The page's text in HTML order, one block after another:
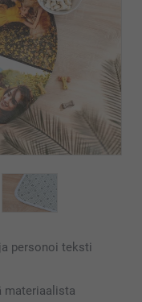
personoi teksti
materiaalista